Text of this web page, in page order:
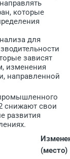
которые
для
зависят
изменения
направленной
снижают свои
развития
(место)